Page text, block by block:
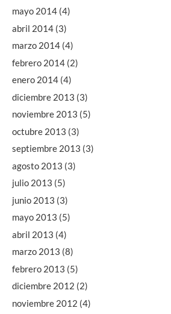
mayo 2014 (4)
abril 2014 (3)
marzo 2014 (4)
febrero 2014 (2)
enero 2014 (4)
diciembre 2013 (3)
noviembre 2013 (5)
octubre 2013 (3)
septiembre 2013 (3)
agosto 2013 (3)
julio 2013 (5)
junio 2013 (3)
mayo 2013 (5)
abril 2013 (4)
marzo 2013 (8)
febrero 2013 (5)
diciembre 2012 (2)
noviembre 2012 (4)